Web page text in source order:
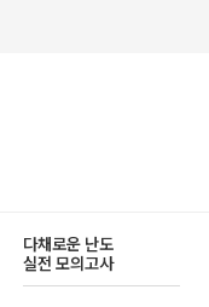
다채로운 난도
실전 모의고사